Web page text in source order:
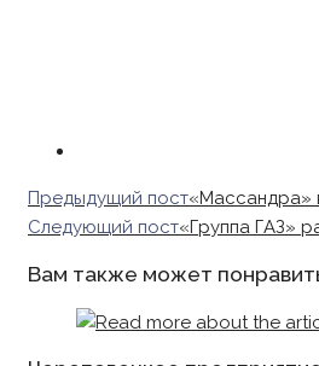
Read
more
Предыдущий пост«Массандра»
Следующий пост«Группа ГАЗ»
Вам также может